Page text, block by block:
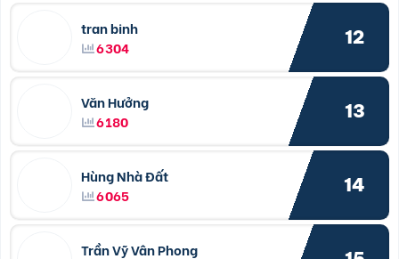
tran binh
6304
12
Văn Hưởng
6180
13
Hùng Nhà Đất
6065
14
Trần Vỹ Vân Phong